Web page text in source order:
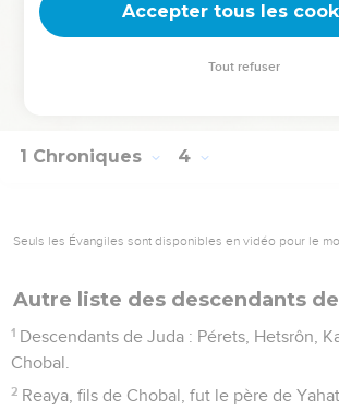
Aqoub, Yohanân, Delaya et Anani.
La Bible Du Semeur Copyright © 1992, 1999 by Biblica,
1 Chroniques 4
Seuls les Évangiles sont disponibles en vidéo pour le
Autre liste des descendants
1 Descendants de Juda : Pérets, Hetsrôn,
Chobal.
2 Reaya, fils de Chobal, fut le père de
Accepter tous les
Tout refuser